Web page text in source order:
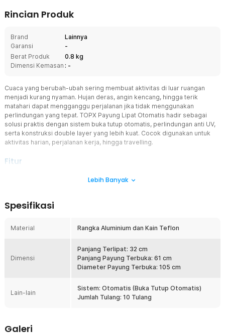
Rincian Produk
Brand
Lainnya
Garansi
-
Berat Produk
0.8 kg
Dimensi Kemasan : -
Cuaca yang berubah-ubah sering membuat aktivitas di luar ruangan
menjadi kurang nyaman. Hujan deras, angin kencang, hingga terik
matahari dapat mengganggu perjalanan jika tidak menggunakan
perlindungan yang tepat. TOPX Payung Lipat Otomatis hadir sebagai
solusi praktis dengan sistem buka tutup otomatis, perlindungan anti UV,
serta konstruksi double layer yang lebih kuat. Cocok digunakan untuk
aktivitas harian, perjalanan kerja, hingga travelling.
Fitur
Double Layer untuk Perlindungan Maksimal
biasa. Lapisan ganda membantu mengurangi risiko rembesan air
angin. Selain itu, struktur ini juga membantu mengurangi paparan
panas dari sinar matahari secara lebih optimal.
Lapisan kain payung membantu mengurangi paparan sinar matahari
langsung saat digunakan di siang hari. Perlindungan ini membuat
mengurangi rasa panas berlebih. Sangat cocok digunakan sebagai
payung anti UV untuk mobilitas harian.
stabilitas lebih tinggi dibanding payung standar. Struktur rangka
Lebih Banyak
Spesifikasi
Material Rangka Aluminium dan Kain Teflon
Dimensi
Panjang Terlipat: 32 cm
Panjang Payung Terbuka: 61 cm
Diameter Payung Terbuka: 105 cm
Lain-lain
Sistem: Otomatis (Buka Tutup Otomatis)
Jumlah Tulang: 10 Tulang
Galeri